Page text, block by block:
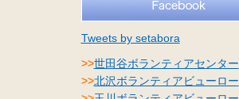
Tweets by setabora
>>世田谷ボランティアセンター
>>北沢ボランティアビューロー